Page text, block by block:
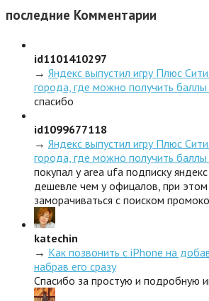
последние Комментарии
id1101410297
→ Яндекс выпустил игру Плюс
города, где можно получить
спасибо
id1099677118
→ Яндекс выпустил игру Плюс
города, где можно получить
покупал у area ufa подписку
дешевле чем у офицалов, при
заморачиваться с поиском
katechin
→ Как позвонить с iPhone на
набрав его сразу
Спасибо за простую и подробную